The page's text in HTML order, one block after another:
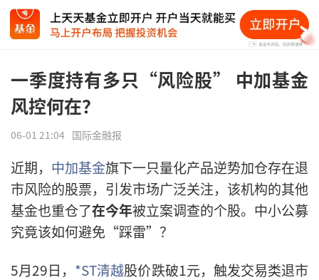
一季度持有多只“风险股” 中加基金
风控何在？
06-01 21:04 国际金融报
近期， 中加基金旗下一只量化产品逆势加仓存在退
市风险的股票，引发市场广泛关注，该机构的其他
基金也重仓了在今年被立案调查的个股。中小公募
究竟该如何避免“踩雷”？
5月29日， *ST清越股价跌破1元，触发交易类退市